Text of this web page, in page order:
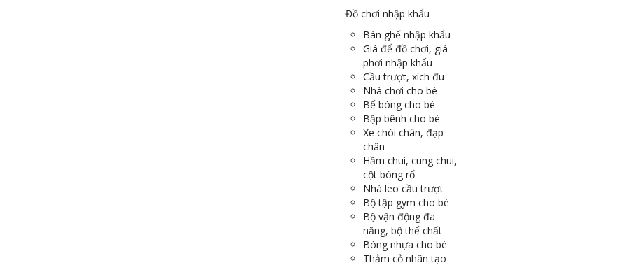
Đồ chơi nhập khẩu
Bàn ghế nhập khẩu
Giá để đồ chơi, giá
phơi nhập khẩu
Cầu trượt, xích đu
Nhà chơi cho bé
Bể bóng cho bé
Bập bênh cho bé
Xe chòi chân, đạp
chân
Hầm chui, cung chui,
cột bóng rổ
Nhà leo cầu trượt
Bộ tập gym cho bé
Bộ vận động đa
năng, bộ thể chất
Bóng nhựa cho bé
Thảm cỏ nhân tạo